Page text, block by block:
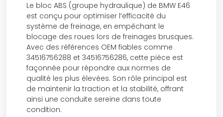
Le bloc ABS (groupe hydraulique) de BMW E46
est conçu pour optimiser l’efficacité du
système de freinage, en empêchant le
blocage des roues lors de freinages brusques.
Avec des références OEM fiables comme
34516756288 et 34516756286, cette pièce est
façonnée pour répondre aux normes de
qualité les plus élevées. Son rôle principal est
de maintenir la traction et la stabilité, offrant
ainsi une conduite sereine dans toute
condition.